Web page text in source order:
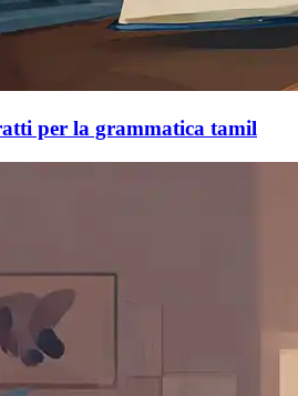
per la grammatica tamil